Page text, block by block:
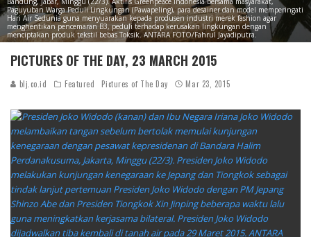
Paguyuban Warga Peduli Lingkungan (Pawapeling), para desainer dan model memperingati
Hari Air Sedunia guna menyuarakan kepada produsen industri merek fashion agar
menghentikan pencemaran B3, peduli terhadap kerusakan lingkungan dengan
menciptakan produk tekstil bebas Toksik. ANTARA FOTO/Fahrul Jayadiputra.
PICTURES OF THE DAY, 23 MARCH 2015
blj.co.id Featured Pictures of The Day Mar 23, 2015